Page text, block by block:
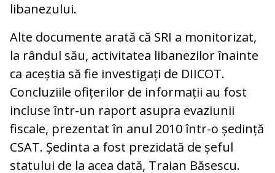
libanezului.
Alte documente arată că SRI a monitorizat,
la rândul său, activitatea libanezilor înainte
ca aceștia să fie investigați de DIICOT.
Concluziile ofițerilor de informații au fost
incluse într-un raport asupra evaziunii
fiscale, prezentat în anul 2010 într-o ședință
CSAT. Ședinta a fost prezidată de șeful
statului de la acea dată, Traian Băsescu.